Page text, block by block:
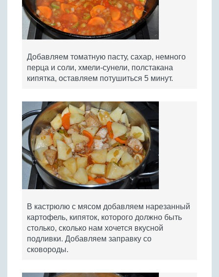
Добавляем томатную пасту, сахар, немного
перца и соли, хмели-сунели, полстакана
кипятка, оставляем потушиться 5 минут.
В кастрюлю с мясом добавляем нарезанный
картофель, кипяток, которого должно быть
столько, сколько нам хочется вкусной
подливки. Добавляем заправку со
сковороды.